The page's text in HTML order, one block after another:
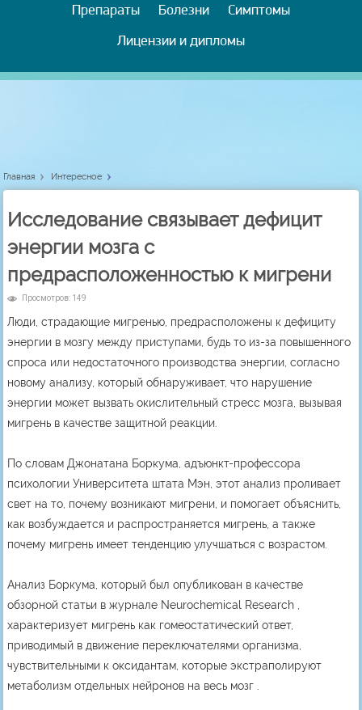
Препараты
Болезни
Симптомы
Лицензии и дипломы
Главная Интересное
Исследование связывает дефицит
энергии мозга с
предрасположенностью к мигрени
Просмотров: 149
Люди, страдающие мигренью, предрасположены к дефициту
энергии в мозгу между приступами, будь то из-за повышенного
спроса или недостаточного производства энергии, согласно
новому анализу, который обнаруживает, что нарушение
энергии может вызвать окислительный стресс мозга, вызывая
мигрень в качестве защитной реакции.
По словам Джонатана Боркума, адъюнкт-профессора
психологии Университета штата Мэн, этот анализ проливает
свет на то, почему возникают мигрени, и помогает объяснить,
как возбуждается и распространяется мигрень, а также
почему мигрень имеет тенденцию улучшаться с возрастом.
Анализ Боркума, который был опубликован в качестве
обзорной статьи в журнале Neurochemical Research ,
характеризует мигрень как гомеостатический ответ,
приводимый в движение переключателями организма,
чувствительными к оксидантам, которые экстраполируют
метаболизм отдельных нейронов на весь мозг .